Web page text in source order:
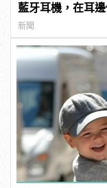
藍牙耳機，在耳
新聞